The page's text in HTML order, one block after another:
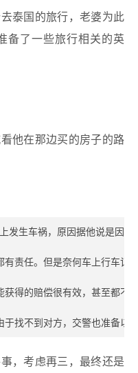
泰国的旅行，老婆为此
备了一些旅行相关的英
他在那边买的房子的路
生车祸，原因据他说是因为
责任。但是奈何车上行车记
获得的赔偿很有效，甚至都
找不到对方，交警也准备以
，考虑再三，最终还是